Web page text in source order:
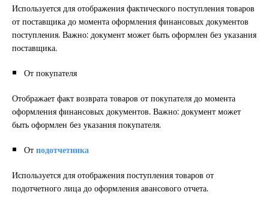
Используется для отображения фактического поступления товаров
от поставщика до момента оформления финансовых документов
поступления. Важно: документ может быть оформлен без указания
поставщика.
От покупателя
Отображает факт возврата товаров от покупателя до момента
оформления финансовых документов. Важно: документ может
быть оформлен без указания покупателя.
Отподотчетника
Используется для отображения поступления товаров от
подотчетного лица до оформления авансового отчета.